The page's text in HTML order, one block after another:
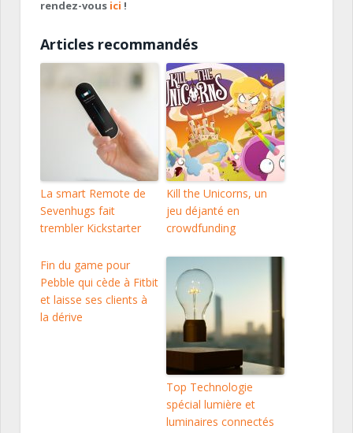
rendez-vous ici !
Articles recommandés
La smart Remote de
Sevenhugs fait
trembler Kickstarter
Kill the Unicorns, un
jeu déjanté en
crowdfunding
Fin du game pour
Pebble qui cède à Fitbit
et laisse ses clients à
la dérive
Top Technologie
spécial lumière et
luminaires connectés